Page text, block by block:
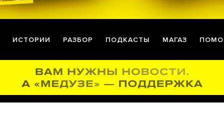
ИСТОРИИ РАЗБОР ПОДКАСТЫ МАГАЗ